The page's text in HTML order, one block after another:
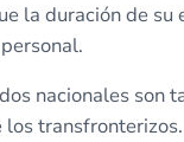
la duración de su
nacionales son
los